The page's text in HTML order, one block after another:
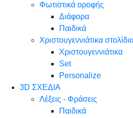
Φωτιστικά οροφής
Διάφορα
Παιδικά
Χριστουγεννιάτικα
Χριστουγεννιάτικα
Set
Personalize
3D ΣΧΕΔΙΑ
Λέξεις - Φράσεις
Παιδικά